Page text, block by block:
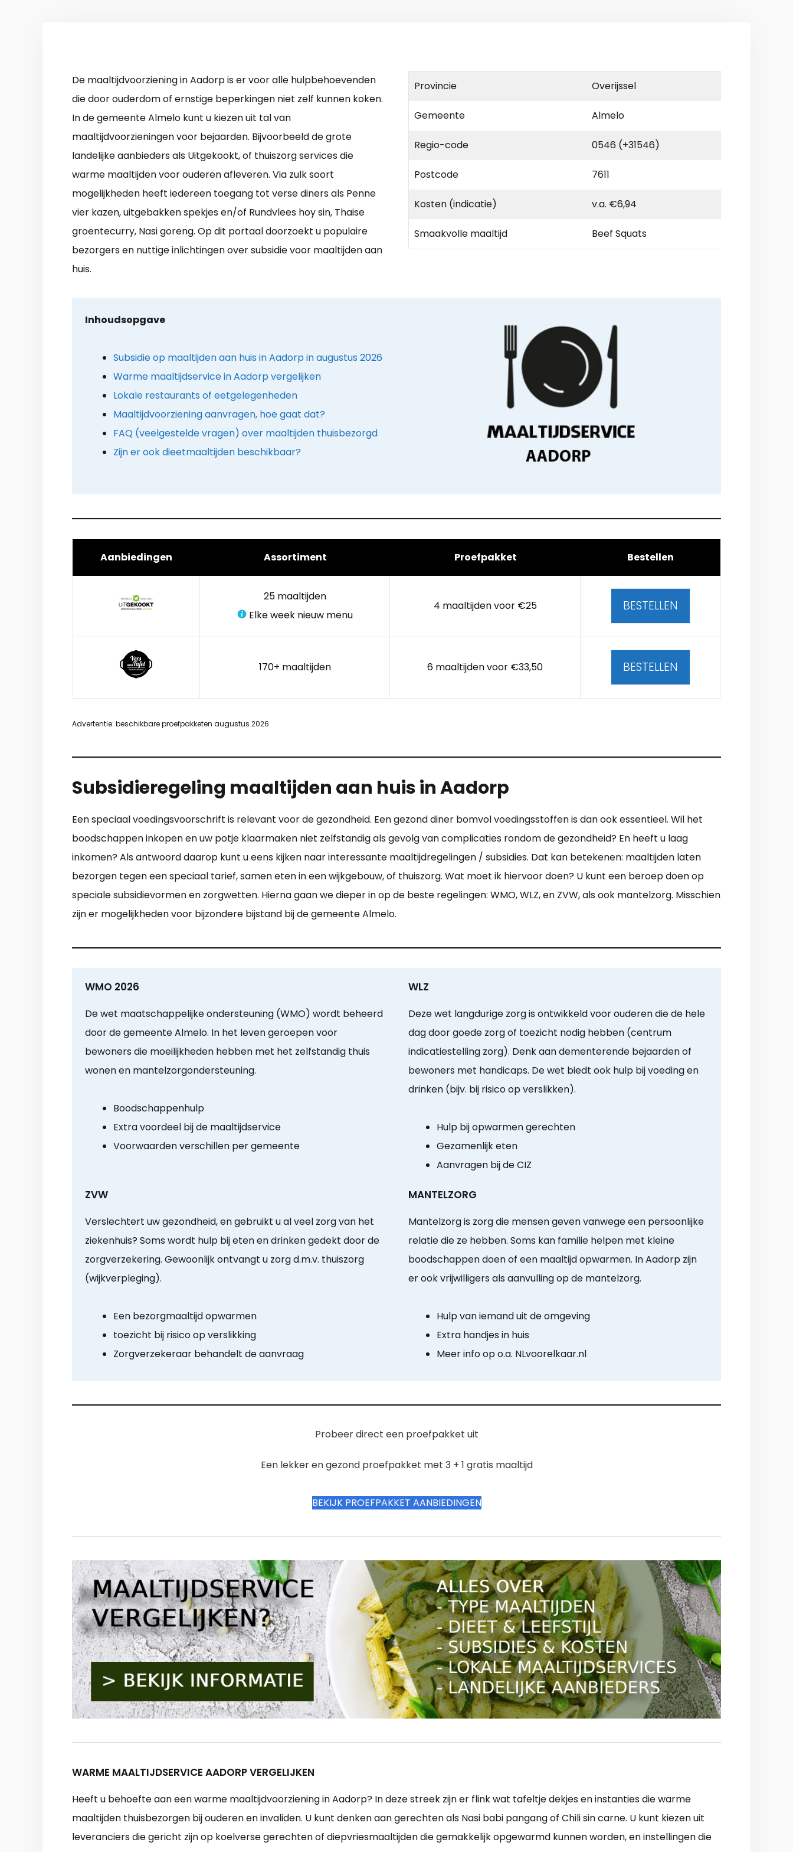
De maaltijdvoorziening in Aadorp is er voor alle hulpbehoevenden
die door ouderdom of ernstige beperkingen niet zelf kunnen koken.
In de gemeente Almelo kunt u kiezen uit tal van
maaltijdvoorzieningen voor bejaarden. Bijvoorbeeld de grote
landelijke aanbieders als Uitgekookt, of thuiszorg services die
warme maaltijden voor ouderen afleveren. Via zulk soort
mogelijkheden heeft iedereen toegang tot verse diners als Penne
vier kazen, uitgebakken spekjes en/of Rundvlees hoy sin, Thaise
groentecurry, Nasi goreng. Op dit portaal doorzoekt u populaire
bezorgers en nuttige inlichtingen over subsidie voor maaltijden aan
huis.
Provincie Overijssel
Gemeente Almelo
Regio-code 0546 (+31546)
Postcode 7611
Kosten (indicatie) v.a. €6,94
Smaakvolle maaltijd Beef Squats
Inhoudsopgave
Subsidie op maaltijden aan huis in Aadorp in augustus 2026
Warme maaltijdservice in Aadorp vergelijken
Lokale restaurants of eetgelegenheden
Maaltijdvoorziening aanvragen, hoe gaat dat?
FAQ (veelgestelde vragen) over maaltijden thuisbezorgd
Zijn er ook dieetmaaltijden beschikbaar?
Aanbiedingen Assortiment Proefpakket Bestellen
25 maaltijden
Elke week nieuw menu
4 maaltijden voor €25 BESTELLEN
170+ maaltijden 6 maaltijden voor €33,50 BESTELLEN
Advertentie: beschikbare proefpakketen augustus 2026
Subsidieregeling maaltijden aan huis in Aadorp
Een speciaal voedingsvoorschrift is relevant voor de gezondheid. Een gezond diner bomvol voedingsstoffen is dan ook essentieel. Wil het
boodschappen inkopen en uw potje klaarmaken niet zelfstandig als gevolg van complicaties rondom de gezondheid? En heeft u laag
inkomen? Als antwoord daarop kunt u eens kijken naar interessante maaltijdregelingen / subsidies. Dat kan betekenen: maaltijden laten
bezorgen tegen een speciaal tarief, samen eten in een wijkgebouw, of thuiszorg. Wat moet ik hiervoor doen? U kunt een beroep doen op
speciale subsidievormen en zorgwetten. Hierna gaan we dieper in op de beste regelingen: WMO, WLZ, en ZVW, als ook mantelzorg. Misschien
zijn er mogelijkheden voor bijzondere bijstand bij de gemeente Almelo.
WMO 2026
De wet maatschappelijke ondersteuning (WMO) wordt beheerd
door de gemeente Almelo. In het leven geroepen voor
bewoners die moeilijkheden hebben met het zelfstandig thuis
wonen en mantelzorgondersteuning.
Boodschappenhulp
Extra voordeel bij de maaltijdservice
Voorwaarden verschillen per gemeente
WLZ
Deze wet langdurige zorg is ontwikkeld voor ouderen die de hele
dag door goede zorg of toezicht nodig hebben (centrum
indicatiestelling zorg). Denk aan dementerende bejaarden of
bewoners met handicaps. De wet biedt ook hulp bij voeding en
drinken (bijv. bij risico op verslikken).
Hulp bij opwarmen gerechten
Gezamenlijk eten
Aanvragen bij de CIZ
ZVW
Verslechtert uw gezondheid, en gebruikt u al veel zorg van het
ziekenhuis? Soms wordt hulp bij eten en drinken gedekt door de
zorgverzekering. Gewoonlijk ontvangt u zorg d.m.v. thuiszorg
(wijkverpleging).
Een bezorgmaaltijd opwarmen
toezicht bij risico op verslikking
Zorgverzekeraar behandelt de aanvraag
MANTELZORG
Mantelzorg is zorg die mensen geven vanwege een persoonlijke
relatie die ze hebben. Soms kan familie helpen met kleine
boodschappen doen of een maaltijd opwarmen. In Aadorp zijn
er ook vrijwilligers als aanvulling op de mantelzorg.
Hulp van iemand uit de omgeving
Extra handjes in huis
Meer info op o.a. NLvoorelkaar.nl
Probeer direct een proefpakket uit
Een lekker en gezond proefpakket met 3 + 1 gratis maaltijd
BEKIJK PROEFPAKKET AANBIEDINGEN
WARME MAALTIJDSERVICE AADORP VERGELIJKEN
Heeft u behoefte aan een warme maaltijdvoorziening in Aadorp? In deze streek zijn er flink wat tafeltje dekjes en instanties die warme
maaltijden thuisbezorgen bij ouderen en invaliden. U kunt denken aan gerechten als Nasi babi pangang of Chili sin carne. U kunt kiezen uit
leveranciers die gericht zijn op koelverse gerechten of diepvriesmaaltijden die gemakkelijk opgewarmd kunnen worden, en instellingen die